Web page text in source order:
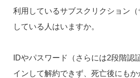
利用しているサブスクリクション
している人はいますか。
IDやパスワード（さらには2段階認
インして解約できず、死亡後にも